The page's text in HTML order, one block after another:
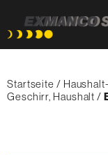
zum
Inhalt
Startseite
Geschirr, Haushalt